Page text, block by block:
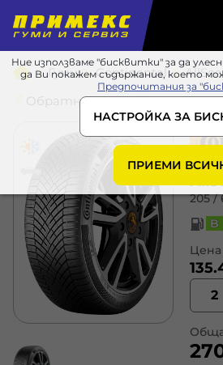
Ние използваме "бисквитки" за да
да Ви покажем съдържание, което
Предпочитания за
НАСТРОЙКА ЗА
ПРИЕМИ
Гуми Continental
Обратно в списъка
205 /
B
Цена